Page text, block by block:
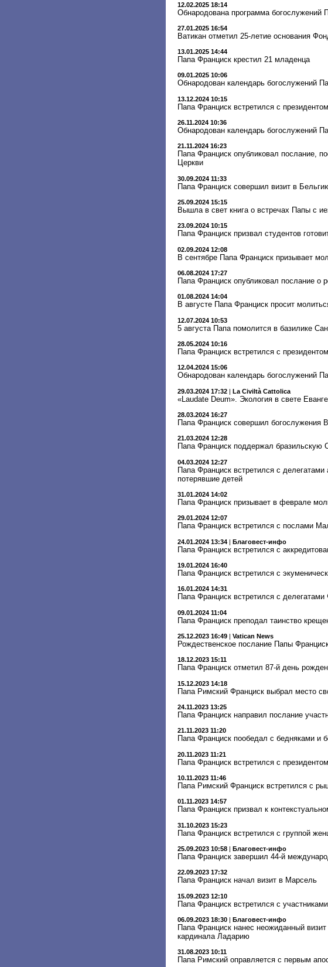
12.02.2025 18:14
Обнародована программа богослужений
27.01.2025 16:54
Ватикан отметил 25-летие основания
13.01.2025 14:44
Папа Франциск крестил 21 младенца
09.01.2025 10:06
Обнародован календарь богослужений
13.12.2024 10:15
Папа Франциск встретился с
26.11.2024 10:36
Обнародован календарь богослужений
21.11.2024 16:23
Папа Франциск опубликовал послание,
Церкви
30.09.2024 11:33
Папа Франциск совершил визит в
25.09.2024 15:15
Вышла в свет книга о встречах Папы с
23.09.2024 10:15
Папа Франциск призвал студентов
02.09.2024 12:08
В сентябре Папа Франциск призывает
06.08.2024 17:27
Папа Франциск опубликовал послание о
01.08.2024 14:04
В августе Папа Франциск просит
12.07.2024 10:53
5 августа Папа помолится в базилике
28.05.2024 10:16
Папа Франциск встретился с
12.04.2024 15:06
Обнародован календарь богослужений
29.03.2024 17:32 | La Civiltà Cattolica
«Laudate Deum». Экология в свете
28.03.2024 16:27
Папа Франциск совершил богослужения
21.03.2024 12:28
Папа Франциск поддержал бразильскую
04.03.2024 12:27
Папа Франциск встретился с
потерявшие детей
31.01.2024 14:02
Папа Франциск призывает в феврале
29.01.2024 12:07
Папа Франциск встретился с послами
24.01.2024 13:34 | Благовест-инфо
Папа Франциск встретился с
19.01.2024 16:40
Папа Франциск встретился с
16.01.2024 14:31
Папа Франциск встретился с
09.01.2024 11:04
Папа Франциск преподал таинство
25.12.2023 16:49 | Vatican News
Рождественское послание Папы
18.12.2023 15:11
Папа Франциск отметил 87-й день
15.12.2023 14:18
Папа Римский Франциск выбрал место
24.11.2023 13:25
Папа Франциск направил послание
21.11.2023 11:20
Папа Франциск пообедал с бедняками и
20.11.2023 11:21
Папа Франциск встретился с
10.11.2023 11:46
Папа Римский Франциск встретился с
01.11.2023 14:57
Папа Франциск призвал к
31.10.2023 15:23
Папа Франциск встретился с группой
25.09.2023 10:58 | Благовест-инфо
Папа Франциск завершил 44-й
22.09.2023 17:32
Папа Франциск начал визит в Марсель
15.09.2023 12:10
Папа Франциск встретился с
06.09.2023 18:30 | Благовест-инфо
Папа Франциск нанес неожиданный
кардинала Ладарию
31.08.2023 10:11
Папа Римский оправляется с первым